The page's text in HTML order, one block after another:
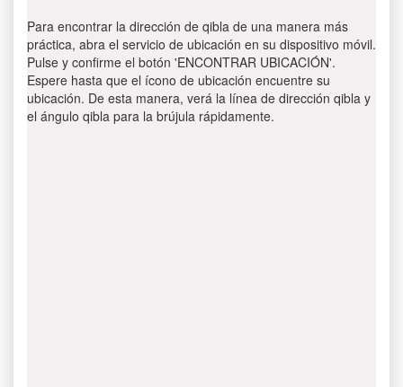
Para encontrar la dirección de qibla de una manera más
práctica, abra el servicio de ubicación en su dispositivo móvil.
Pulse y confirme el botón 'ENCONTRAR UBICACIÓN'.
Espere hasta que el ícono de ubicación encuentre su
ubicación. De esta manera, verá la línea de dirección qibla y
el ángulo qibla para la brújula rápidamente.